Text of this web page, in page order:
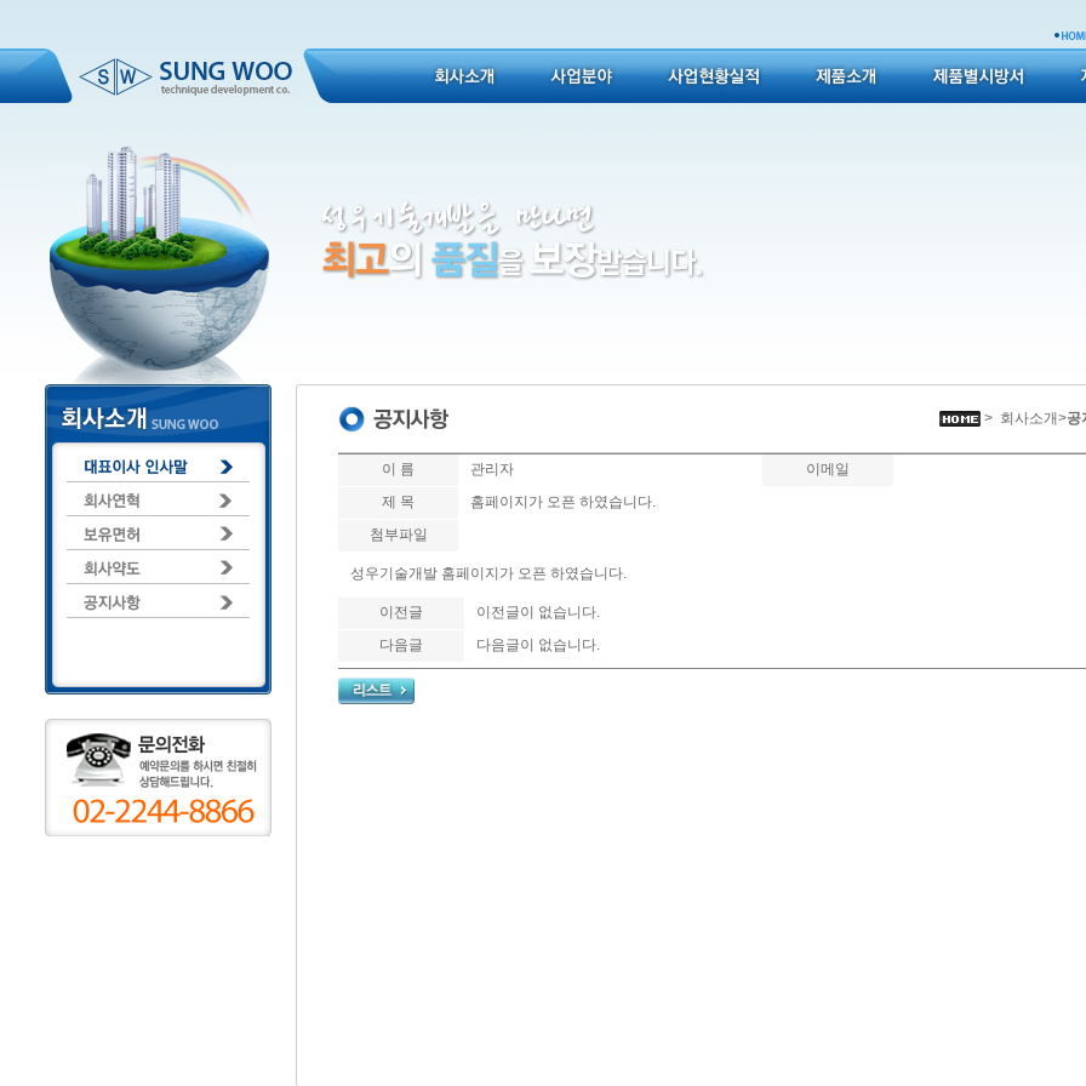
> 회사소개>공
이 름 관리자
이메일
제 목
홈페이지가 오픈 하였습니다.
첨부파일
성우기술개발 홈페이지가 오픈 하였습니다.
이전글
이전글이 없습니다.
다음글
다음글이 없습니다.